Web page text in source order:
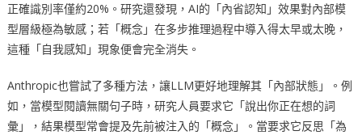
正確識別率僅約20%。研究還發現，AI的「內省認知」效果對內部模
型層級極為敏感；若「概念」在多步推理過程中導入得太早或太晚，
這種「自我感知」現象便會完全消失。
Anthropic也嘗試了多種方法，讓LLM更好地理解其「內部狀態」。例
如，當模型閱讀無關句子時，研究人員要求它「說出你正在想的詞
彙」，結果模型常會提及先前被注入的「概念」。當要求它反思「為